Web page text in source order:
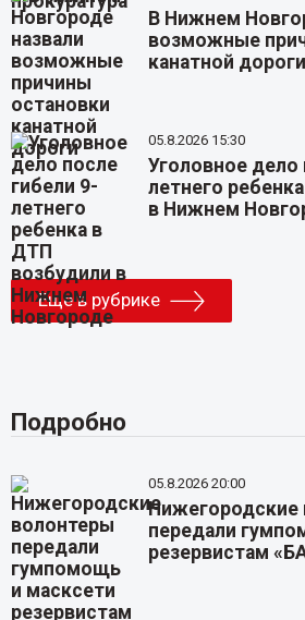
В Нижнем
возможные
канатной дороги
05.8.2026 15:30
Уголовное дело
летнего
в Нижнем
Еще в рубрике
Подробно
05.8.2026 20:00
Нижегородские
передали
резервистам